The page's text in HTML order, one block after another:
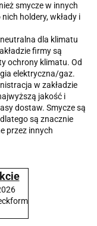
smycze w innych
holdery, wkłady i
dla klimatu
firmy są
ochrony klimatu. Od
elektryczna/gaz.
w zakładzie
jakość i
dostaw. Smycze są
są znacznie
przez innych